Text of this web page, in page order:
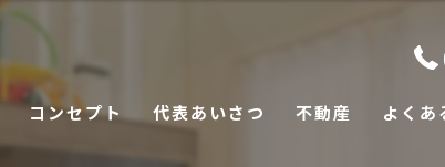
コンセプト 代表あいさつ 不動産 よくあ